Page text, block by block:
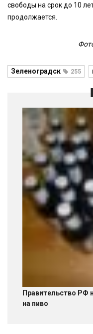
свободы на срок до 10
продолжается.
Зеленоградск 255
Правительство РФ
на пиво